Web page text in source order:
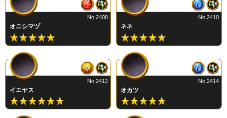
オニシマヅ
No.2408
ネネ
No.2410
イエヤス
No.2412
オカツ
No.2414